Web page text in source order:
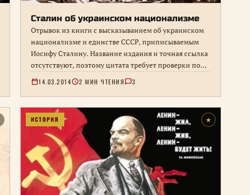
Сталин об украинском национализме
Отрывок из книги с высказыванием об украинском
национализме и единстве СССР, приписываемым
Иосифу Сталину. Название издания и точная ссылка
отсутствуют, поэтому цитата требует проверки по
первоисточнику.
14.03.2014 2 МИН ЧТЕНИЯ 3
ИСТОРИЯ ★